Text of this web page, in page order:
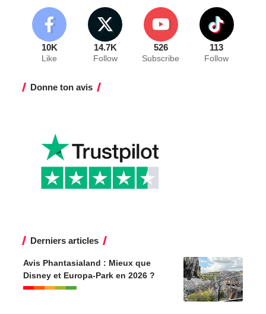
10K
Like
14.7K
Follow
526
Subscribe
113
Follow
Donne ton avis
Derniers articles
Avis Phantasialand : Mieux que
Disney et Europa-Park en 2026 ?